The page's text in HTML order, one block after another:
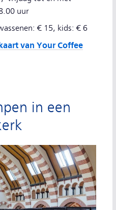
uur
€ 15, kids: € 6
van Your Coffee
in een